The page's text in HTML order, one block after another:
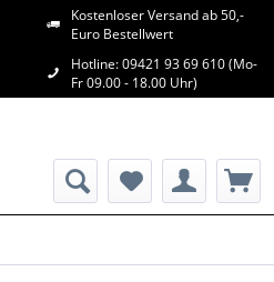
Kostenloser Versand ab 50,-
Euro Bestellwert
Hotline: 09421 93 69 610 (Mo-
Fr 09.00 - 18.00 Uhr)